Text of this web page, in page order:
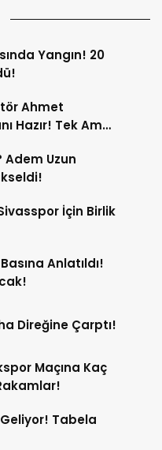
Yangın! 20
Ahmet
Hazır! Tek Amaç
Adem Uzun
İçin Birlik
Anlatıldı!
Direğine Çarptı!
Maçına Kaç
Tabela